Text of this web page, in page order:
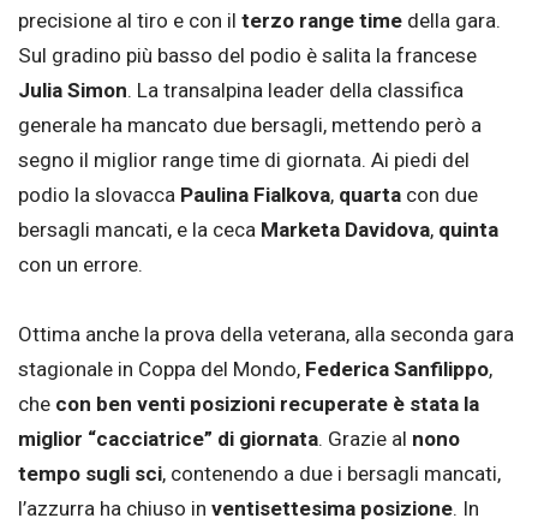
precisione al tiro e con il terzo range time della gara.
Sul gradino più basso del podio è salita la francese
Julia Simon. La transalpina leader della classifica
generale ha mancato due bersagli, mettendo però a
segno il miglior range time di giornata. Ai piedi del
podio la slovacca Paulina Fialkova, quarta con due
bersagli mancati, e la ceca Marketa Davidova, quinta
con un errore.
Ottima anche la prova della veterana, alla seconda gara
stagionale in Coppa del Mondo, Federica Sanfilippo,
che con ben venti posizioni recuperate è stata la
miglior “cacciatrice” di giornata. Grazie al nono
tempo sugli sci, contenendo a due i bersagli mancati,
l’azzurra ha chiuso in ventisettesima posizione. In